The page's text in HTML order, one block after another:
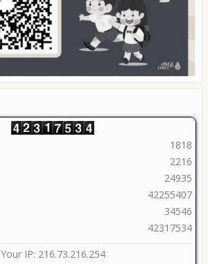
1818
2216
24935
42255407
34546
42317534
Your IP: 216.73.216.254